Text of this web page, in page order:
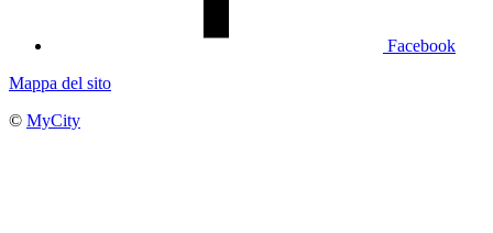
Facebook
Mappa del sito
© MyCity